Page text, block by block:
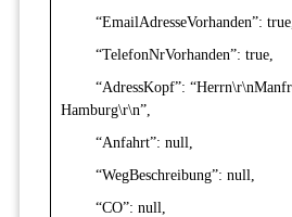
“EmailAdresseVorhanden”:
“TelefonNrVorhanden”: true,
“AdressKopf”:
Hamburg\r\n”,
“Anfahrt”: null,
“WegBeschreibung”: null,
“CO”: null,